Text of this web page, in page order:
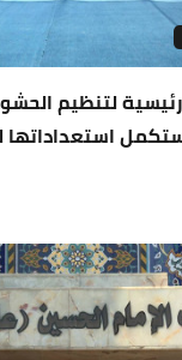
رئيسية لتنظيم
استعداداتها